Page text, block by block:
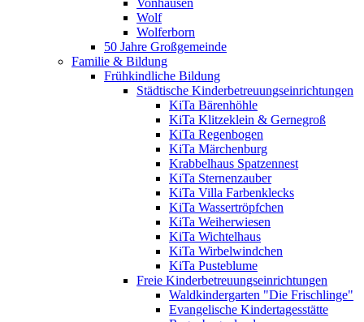
Vonhausen
Wolf
Wolferborn
50 Jahre Großgemeinde
Familie & Bildung
Frühkindliche Bildung
Städtische Kinderbetreuungseinrichtungen
KiTa Bärenhöhle
KiTa Klitzeklein & Gernegroß
KiTa Regenbogen
KiTa Märchenburg
Krabbelhaus Spatzennest
KiTa Sternenzauber
KiTa Villa Farbenklecks
KiTa Wassertröpfchen
KiTa Weiherwiesen
KiTa Wichtelhaus
KiTa Wirbelwindchen
KiTa Pusteblume
Freie Kinderbetreuungseinrichtungen
Waldkindergarten "Die Frischlinge"
Evangelische Kindertagesstätte